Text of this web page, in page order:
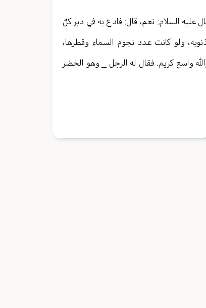
عليه السلام: نعم، قال: فادع به في دبر كلّ
ولو كانت عدد نجوم السماء وقطرها،
واسع كريم. فقال له الرجل _ وهو الخضر